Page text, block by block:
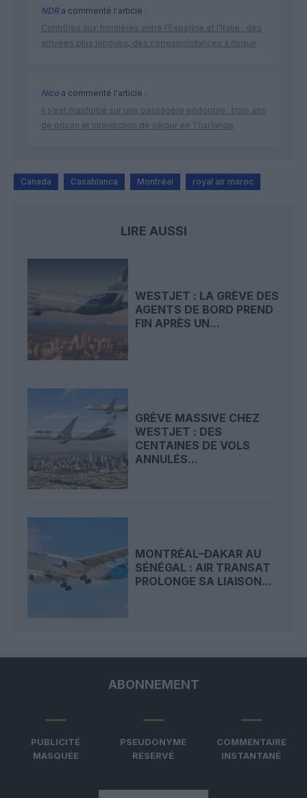
NDRa commenté l'article :
Contrôles aux frontières entre l’Espagne et l’Italie : des
arrivées plus longues, des correspondances à risque
Nicoa commenté l'article :
Il s’est masturbé sur une passagère endormie : trois ans
de prison et interdiction de séjour en Thaïlande
Canada Casablanca Montréal royal air maroc
LIRE AUSSI
WESTJET : LA GRÈVE DES
AGENTS DE BORD PREND
FIN APRÈS UN...
GRÈVE MASSIVE CHEZ
WESTJET : DES
CENTAINES DE VOLS
ANNULÉS...
MONTRÉAL–DAKAR AU
SÉNÉGAL : AIR TRANSAT
PROLONGE SA LIAISON...
ABONNEMENT
PUBLICITÉ
MASQUÉE
PSEUDONYME
RÉSERVÉ
COMMENTAIRE
INSTANTANÉ